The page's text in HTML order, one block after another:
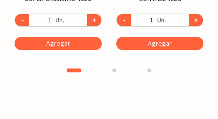
- Un. +
Agregar
- Un. +
Agregar